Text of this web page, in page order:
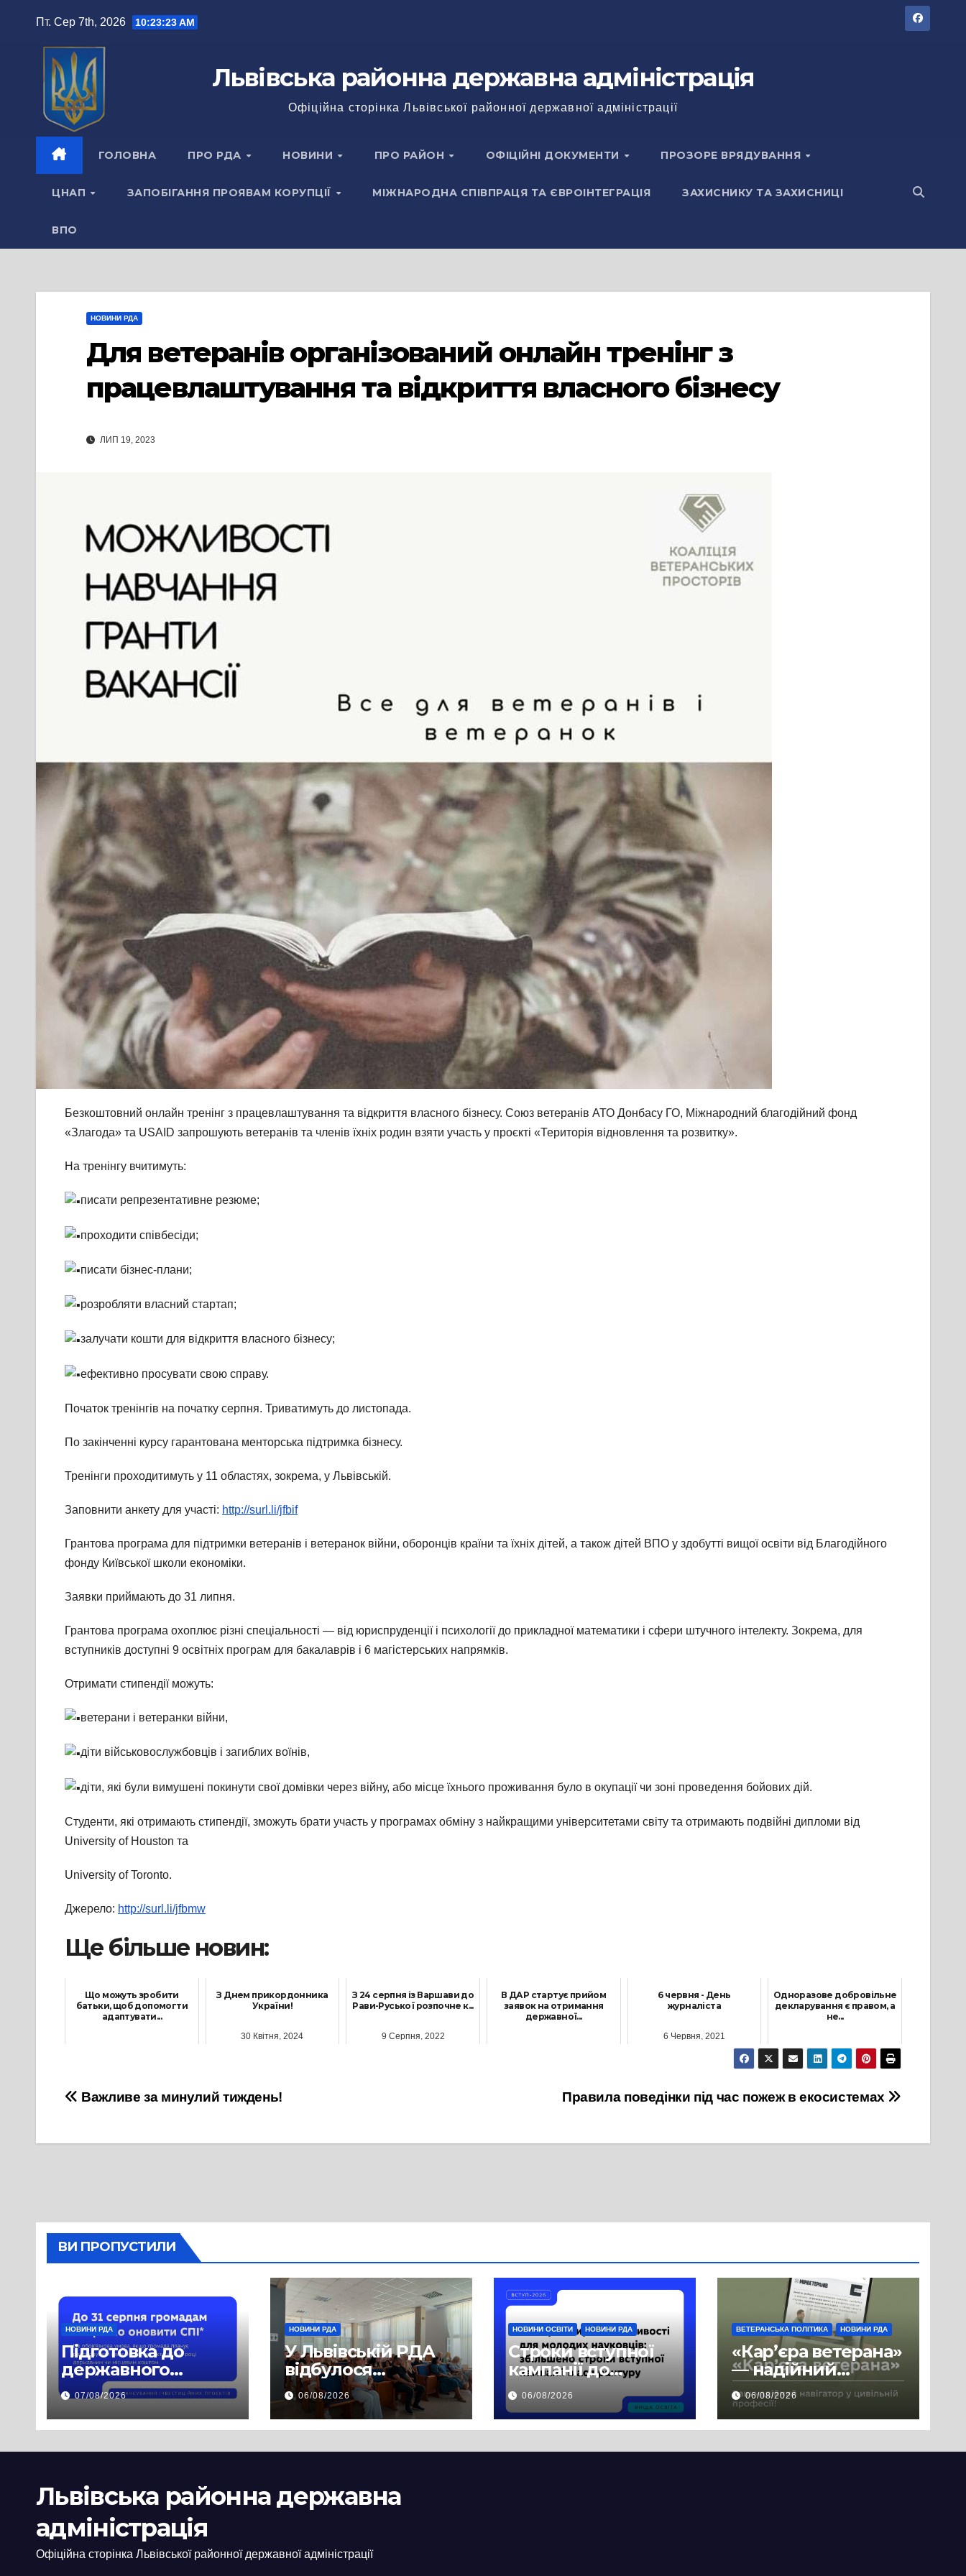
Пт. Сер 7th, 2026 10:23:24 AM
Львівська районна державна адміністрація
Офіційна сторінка Львівської районної державної адміністрації
ГОЛОВНА ПРО РДА НОВИНИ ПРО РАЙОН ОФІЦІЙНІ ДОКУМЕНТИ ПРОЗОРЕ ВРЯДУВАННЯ
ЦНАП ЗАПОБІГАННЯ ПРОЯВАМ КОРУПЦІЇ МІЖНАРОДНА СПІВПРАЦЯ ТА ЄВРОІНТЕГРАЦІЯ ЗАХИСНИКУ ТА ЗАХИСНИЦІ
ВПО
НОВИНИ РДА
Для ветеранів організований онлайн тренінг з
працевлаштування та відкриття власного бізнесу
ЛИП 19, 2023
Безкоштовний онлайн тренінг з працевлаштування та відкриття власного бізнесу. Союз ветеранів АТО Донбасу ГО, Міжнародний благодійний фонд
«Злагода» та USAID запрошують ветеранів та членів їхніх родин взяти участь у проєкті «Територія відновлення та розвитку».
На тренінгу вчитимуть:
писати репрезентативне резюме;
проходити співбесіди;
писати бізнес-плани;
розробляти власний стартап;
залучати кошти для відкриття власного бізнесу;
ефективно просувати свою справу.
Початок тренінгів на початку серпня. Триватимуть до листопада.
По закінченні курсу гарантована менторська підтримка бізнесу.
Тренінги проходитимуть у 11 областях, зокрема, у Львівській.
Заповнити анкету для участі: http://surl.li/jfbif
Грантова програма для підтримки ветеранів і ветеранок війни, оборонців країни та їхніх дітей, а також дітей ВПО у здобутті вищої освіти від Благодійного
фонду Київської школи економіки.
Заявки приймають до 31 липня.
Грантова програма охоплює різні спеціальності — від юриспруденції і психології до прикладної математики і сфери штучного інтелекту. Зокрема, для
вступників доступні 9 освітніх програм для бакалаврів і 6 магістерських напрямків.
Отримати стипендії можуть:
ветерани і ветеранки війни,
діти військовослужбовців і загиблих воїнів,
діти, які були вимушені покинути свої домівки через війну, або місце їхнього проживання було в окупації чи зоні проведення бойових дій.
Студенти, які отримають стипендії, зможуть брати участь у програмах обміну з найкращими університетами світу та отримають подвійні дипломи від
University of Houston та
University of Toronto.
Джерело: http://surl.li/jfbmw
Ще більше новин:
Що можуть зробити
батьки, щоб допомогти
адаптувати...
З Днем прикордонника
України!
30 Квітня, 2024
З 24 серпня із Варшави до
Рави-Руської розпочне к...
9 Серпня, 2022
В ДАР стартує прийом
заявок на отримання
державної...
6 червня - День
журналіста
6 Червня, 2021
Одноразове добровільне
декларування є правом, а
не...
25 Серпня, 2021
Навігація
Правила поведінки під час пожеж в екосистемах
Важливе за минулий тиждень!
ВИ ПРОПУСТИЛИ
НОВИНИ РДА
Підготовка до
державного
фінансування на
2027 рік уже
триває
07/08/2026
НОВИНИ РДА
У Львівській РДА
відбулося
навчання,
присвячене
аспектам
інформації
06/08/2026
НОВИНИ ОСВІТИ НОВИНИ РДА
Строки вступної
кампанії до
аспірантури буде
продовжено
06/08/2026
ВЕТЕРАНСЬКА ПОЛІТИКА НОВИНИ РДА
«Кар’єра ветерана»
— надійний
навігатор у
цивільній професії
06/08/2026
Львівська районна державна
адміністрація
Офіційна сторінка Львівської районної державної адміністрації